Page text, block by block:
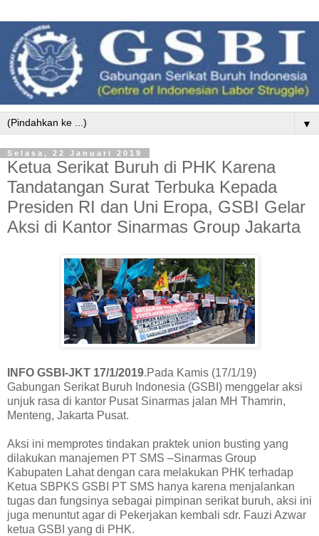
▼
Selasa, 22 Januari 2019
Ketua Serikat Buruh di PHK Karena
Tandatangan Surat Terbuka Kepada
Presiden RI dan Uni Eropa, GSBI Gelar
Aksi di Kantor Sinarmas Group Jakarta
INFO GSBI-JKT 17/1/2019.Pada Kamis (17/1/19)
Gabungan Serikat Buruh Indonesia (GSBI) menggelar aksi
unjuk rasa di kantor Pusat Sinarmas jalan MH Thamrin,
Menteng, Jakarta Pusat.
Aksi ini memprotes tindakan praktek union busting yang
dilakukan manajemen PT SMS –Sinarmas Group
Kabupaten Lahat dengan cara melakukan PHK terhadap
Ketua SBPKS GSBI PT SMS hanya karena menjalankan
tugas dan fungsinya sebagai pimpinan serikat buruh, aksi ini
juga menuntut agar di Pekerjakan kembali sdr. Fauzi Azwar
ketua GSBI yang di PHK.